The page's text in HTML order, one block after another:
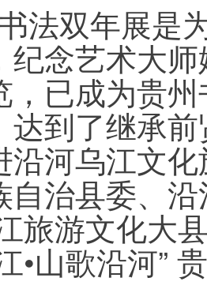
法双年展是
纪念艺术大
，已成为贵
达到了继承
沿河乌江文
自治县委、
旅游文化大
•山歌沿河”